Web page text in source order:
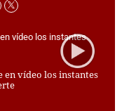
en vídeo los instantes